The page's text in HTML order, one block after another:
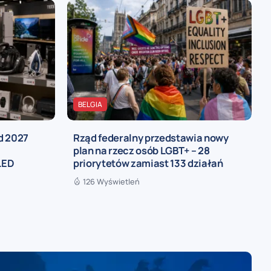
2027
BELGIA
Rząd federalny przedstawia nowy
plan na rzecz osób LGBT+ – 28
priorytetów zamiast 133 działań
126 Wyświetleń